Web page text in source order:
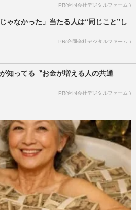
PR(合同会社デジタルファーム )
じゃなかった」当たる人は“同じこと”し
PR(合同会社デジタルファーム )
が知ってる〝お金が増える人の共通
PR(合同会社デジタルファーム )